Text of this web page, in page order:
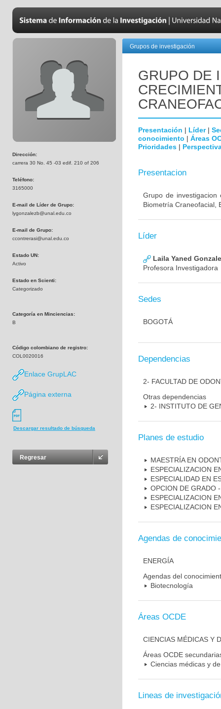
Dirección:
carrera 30 No. 45 -03 edif. 210 of 206
Teléfono:
3165000
E-mail de Líder de Grupo:
lygonzalezb@unal.edu.co
E-mail de Grupo:
ccontrerasi@unal.edu.co
Estado UN:
Activo
Estado en Scienti:
Categorizado
Categoría en Minciencias:
B
Código colombiano de registro:
COL0020016
Enlace GrupLAC
Página externa
Descargar resultado de búsqueda
Regresar
Grupos de investigación
GRUPO DE
Presentación | Líder|
conocimiento | Áreas
Prioridades |
Presentacion
Grupo de investigacion
Biometría Craneofacial,
Líder
Laila Yaned
Profesora Investigadora
Sedes
BOGOTÁ
Dependencias
2- FACULTAD DE
Otras dependencias
2- INSTITUTO DE
Planes de estudio
MAESTRÍA EN
ESPECIALIZACION
ESPECIALIDAD EN
OPCION DE GRADO
ESPECIALIZACION
ESPECIALIZACION
Agendas de
ENERGÍA
Agendas del
Biotecnología
Áreas OCDE
CIENCIAS MÉDICAS Y
Áreas OCDE
Ciencias médicas y
Lineas de